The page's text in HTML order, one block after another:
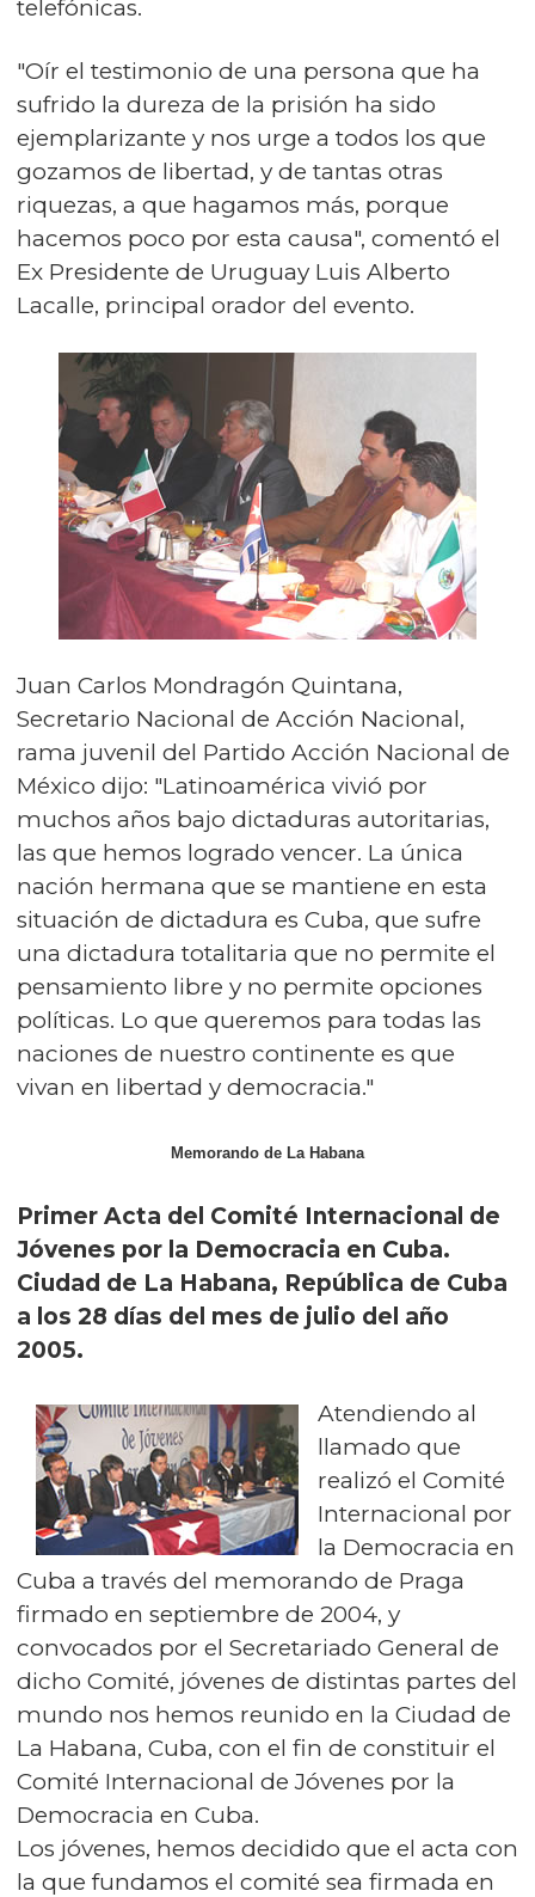
telefónicas.
"Oír el testimonio de una persona que ha
sufrido la dureza de la prisión ha sido
ejemplarizante y nos urge a todos los que
gozamos de libertad, y de tantas otras
riquezas, a que hagamos más, porque
hacemos poco por esta causa", comentó el
Ex Presidente de Uruguay Luis Alberto
Lacalle, principal orador del evento.
Juan Carlos Mondragón Quintana,
Secretario Nacional de Acción Nacional,
rama juvenil del Partido Acción Nacional de
México dijo: "Latinoamérica vivió por
muchos años bajo dictaduras autoritarias,
las que hemos logrado vencer. La única
nación hermana que se mantiene en esta
situación de dictadura es Cuba, que sufre
una dictadura totalitaria que no permite el
pensamiento libre y no permite opciones
políticas. Lo que queremos para todas las
naciones de nuestro continente es que
vivan en libertad y democracia."
Memorando de La Habana
Primer Acta del Comité Internacional de
Jóvenes por la Democracia en Cuba.
Ciudad de La Habana, República de Cuba
a los 28 días del mes de julio del año
2005.
Atendiendo al
llamado que
realizó el Comité
Internacional por
la Democracia en
Cuba a través del memorando de Praga
firmado en septiembre de 2004, y
convocados por el Secretariado General de
dicho Comité, jóvenes de distintas partes del
mundo nos hemos reunido en la Ciudad de
La Habana, Cuba, con el fin de constituir el
Comité Internacional de Jóvenes por la
Democracia en Cuba.
Los jóvenes, hemos decidido que el acta con
la que fundamos el comité sea firmada en